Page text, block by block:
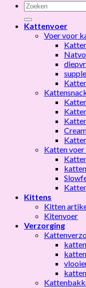
Zoeken
naar:
Kattenvoer
Voer voor
Katten
Kittens
Kitten
Kitenvoer
Verzorging